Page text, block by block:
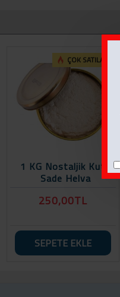
ÇOK SATILAN
1 KG Nostaljik Kutu
Sade Helva
250,00TL
SEPETE EKLE